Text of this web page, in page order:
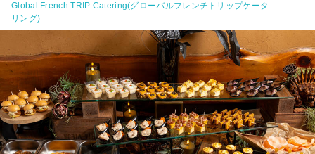
Global French TRIP Catering(グローバルフレンチトリップケータ
リング)